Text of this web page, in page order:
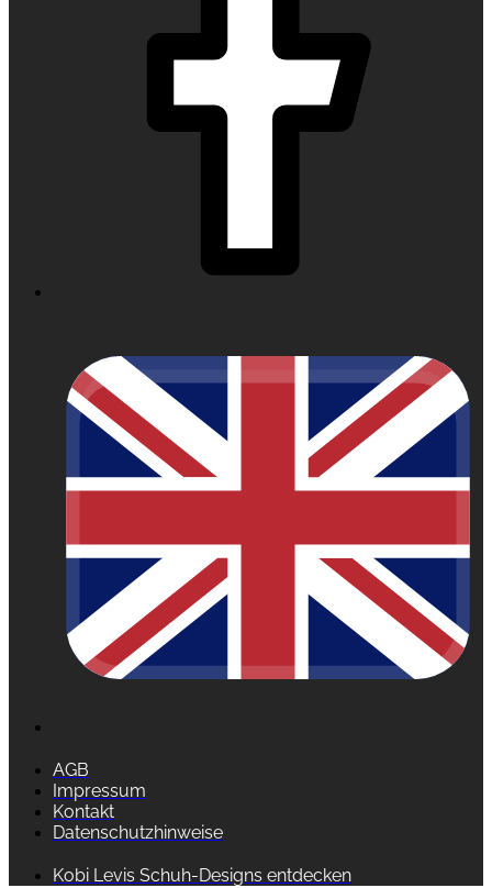
AGB
Impressum
Kontakt
Datenschutzhinweise
Kobi Levis Schuh-Designs entdecken